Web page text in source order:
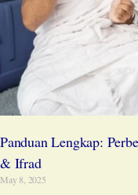
Panduan Lengkap:
& Ifrad
May 8, 2025